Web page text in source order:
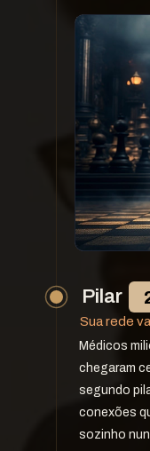
Pilar
Sua rede
Médicos
chegaram
segundo
conexões
sozinho